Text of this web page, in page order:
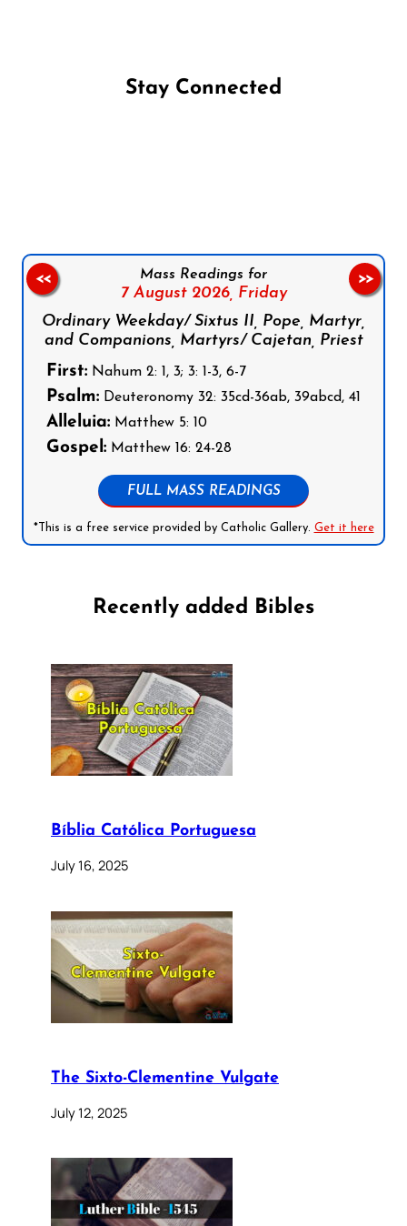
Stay Connected
Mass Readings for
7 August 2026, Friday
Ordinary Weekday/ Sixtus II, Pope, Martyr,
and Companions, Martyrs/ Cajetan, Priest
First: Nahum 2: 1, 3; 3: 1-3, 6-7
Psalm: Deuteronomy 32: 35cd-36ab, 39abcd, 41
Alleluia: Matthew 5: 10
Gospel: Matthew 16: 24-28
FULL MASS READINGS
*This is a free service provided by Catholic Gallery. Get it here
<< >>
Recently added Bibles
Bíblia Católica Portuguesa
July 16, 2025
The Sixto-Clementine Vulgate
July 12, 2025